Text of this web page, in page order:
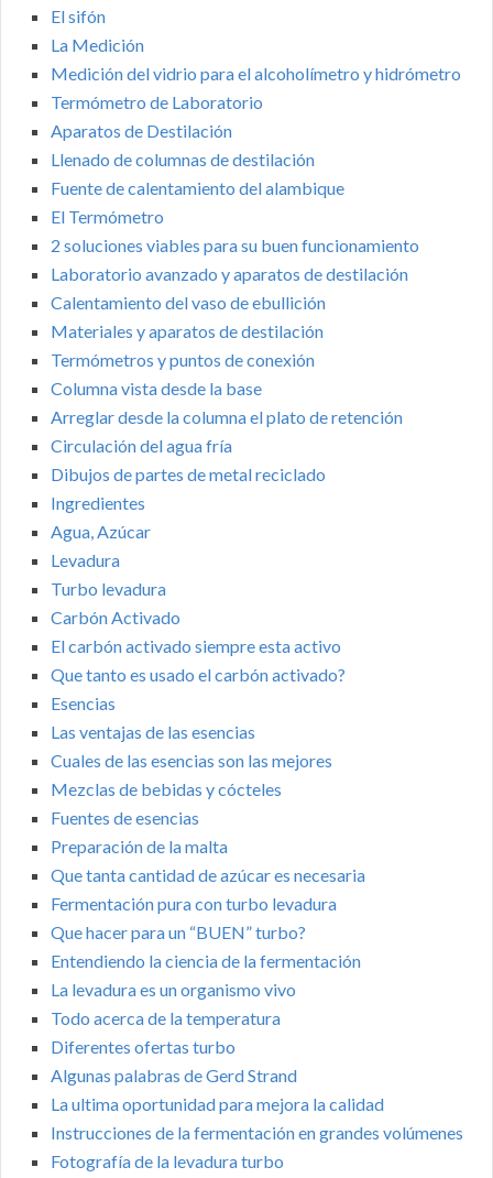
El sifón
La Medición
Medición del vidrio para el alcoholímetro y hidrómetro
Termómetro de Laboratorio
Aparatos de Destilación
Llenado de columnas de destilación
Fuente de calentamiento del alambique
El Termómetro
2 soluciones viables para su buen funcionamiento
Laboratorio avanzado y aparatos de destilación
Calentamiento del vaso de ebullición
Materiales y aparatos de destilación
Termómetros y puntos de conexión
Columna vista desde la base
Arreglar desde la columna el plato de retención
Circulación del agua fría
Dibujos de partes de metal reciclado
Ingredientes
Agua, Azúcar
Levadura
Turbo levadura
Carbón Activado
El carbón activado siempre esta activo
Que tanto es usado el carbón activado?
Esencias
Las ventajas de las esencias
Cuales de las esencias son las mejores
Mezclas de bebidas y cócteles
Fuentes de esencias
Preparación de la malta
Que tanta cantidad de azúcar es necesaria
Fermentación pura con turbo levadura
Que hacer para un “BUEN” turbo?
Entendiendo la ciencia de la fermentación
La levadura es un organismo vivo
Todo acerca de la temperatura
Diferentes ofertas turbo
Algunas palabras de Gerd Strand
La ultima oportunidad para mejora la calidad
Instrucciones de la fermentación en grandes volúmenes
Fotografía de la levadura turbo